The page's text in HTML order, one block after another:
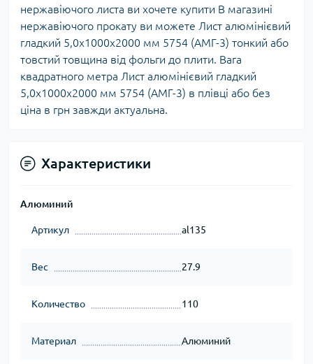
нержавіючого листа ви хочете купити В магазині
нержавіючого прокату ви можете Лист алюмінієвий
гладкий 5,0х1000х2000 мм 5754 (АМГ-3) тонкий або
товстий товщина від фольги до плити. Вага
квадратного метра Лист алюмінієвий гладкий
5,0х1000х2000 мм 5754 (АМГ-3) в плівці або без
ціна в грн завжди актуальна.
Характеристики
Алюминий
Артикул al135
Вес 27.9
Количество 110
Материал Алюминий